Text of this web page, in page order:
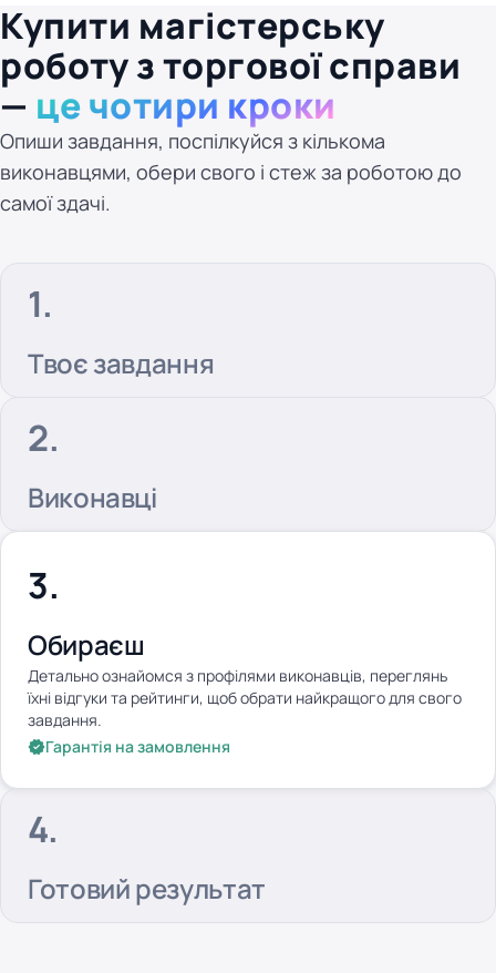
Купити магістерську
роботу з торгової справи
— це чотири кроки
Опиши завдання, поспілкуйся з кількома
виконавцями, обери свого і стеж за роботою до
самої здачі.
Твоє завдання
Виконавці
Обираєш
Детально ознайомся з профілями виконавців, переглянь
їхні відгуки та рейтинги, щоб обрати найкращого для свого
завдання.
Гарантія на замовлення
Готовий результат